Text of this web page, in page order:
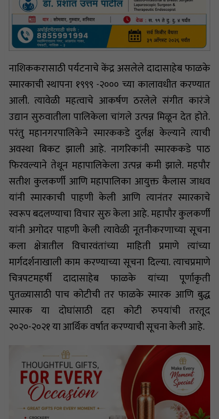
नाशिककरासाठी पर्यटनाचे केंद्र असलेले दादासाहेब फाळके
स्मारकाची स्थापना १९९९ -२००० च्या कालावधीत करण्यात
आली. त्यावेळी महत्वाचे आकर्षण ठरलेले संगीत कारंजे
उद्यान सुरुवातीला पालिकेला चांगले उत्पन्न मिळून देत होते.
परंतु महानगरपालिकेने स्मारककडे दुर्लक्ष केल्याने त्याची
अवस्था बिकट झाली आहे. नागरिकांनी स्मारककडे पाठ
फिरवल्याने तेथून महापालिकेला उत्पन्न कमी झाले. महपौर
सतीश कुलकर्णी आणि महापालिका आयुक्त कैलास जाधव
यांनी स्मारकाची पाहणी केली आणि त्यानंतर स्मारकाचे
स्वरूप बदलण्याचा विचार सुरु केला आहे. महापौर कुलकर्णी
यांनी अगोदर पाहणी केली त्यावेळी नूतनीकरणाच्या सूचना
कला क्षेत्रातील विचारवंतांच्या माहिती प्रमाणे त्यांच्या
मार्गदर्शनाखाली काम करण्याच्या सूचना दिल्या. त्याचप्रमाणे
चित्रपटमहर्षी दादासाहेब फाळके यांच्या पूर्णाकृती
पुतळ्यासाठी पाच कोटीची तर फाळके स्मारक आणि बुद्ध
स्मारक या दोघांसाठी दहा कोटी रुपयांची तरतूद
२०२०-२०२१ या आर्थिक वर्षात करण्याची सूचना केली आहे.